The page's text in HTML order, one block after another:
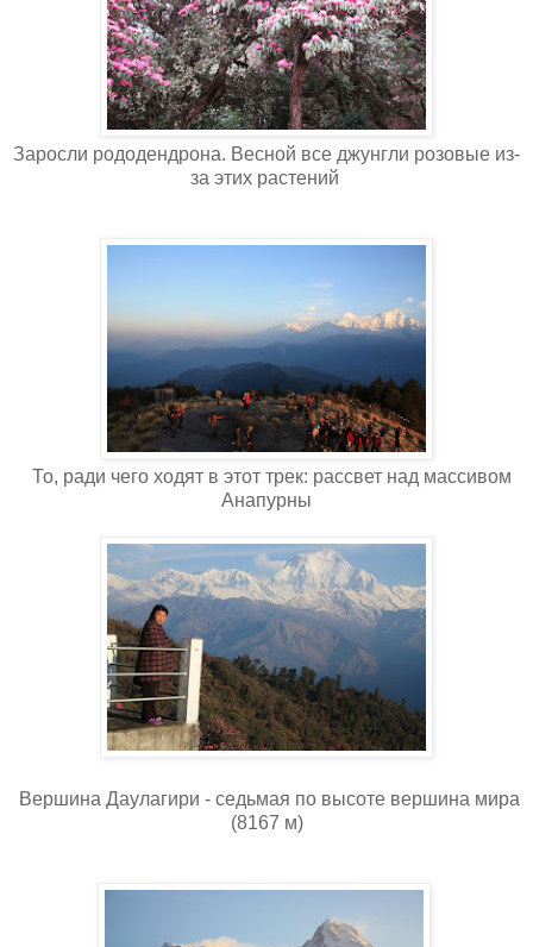
Заросли рододендрона. Весной все джунгли розовые из-
за этих растений
То, ради чего ходят в этот трек: рассвет над массивом
Анапурны
Вершина Даулагири - седьмая по высоте вершина мира
(8167 м)